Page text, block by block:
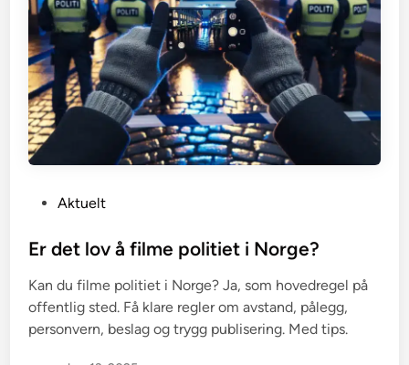
s
e
d
i
Aktuelt
Er det lov å filme politiet i Norge?
Kan du filme politiet i Norge? Ja, som hovedregel på
offentlig sted. Få klare regler om avstand, pålegg,
personvern, beslag og trygg publisering. Med tips.